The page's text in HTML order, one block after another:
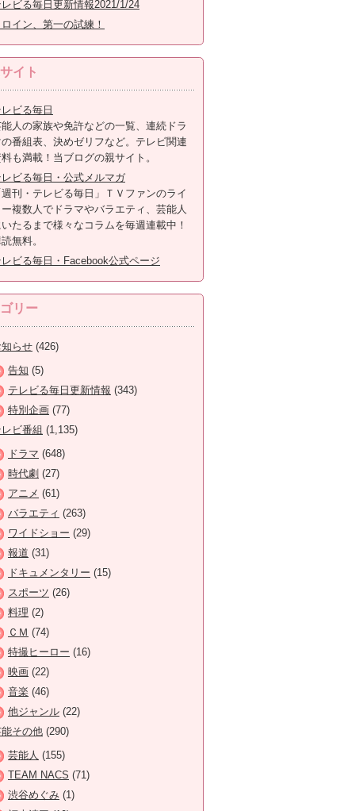
レビる毎日更新情報2021/1/24
ロイン、第一の試練！
イト
レビる毎日
人の家族や免許などの一覧、連続ドラ
の番組表、決めゼリフなど。テレビ関連
料も満載！当ブログの親サイト。
レビる毎日・公式メルマガ
週刊・テレビる毎日」ＴＶファンのライ
ー複数人でドラマやバラエティ、芸能人
いたるまで様々なコラムを毎週連載中！
無料。
レビる毎日・Facebook公式ページ
リー
知らせ (426)
告知 (5)
テレビる毎日更新情報 (343)
特別企画 (77)
レビ番組 (1,135)
ドラマ (648)
時代劇 (27)
アニメ (61)
バラエティ (263)
ワイドショー (29)
報道 (31)
ドキュメンタリー (15)
スポーツ (26)
料理 (2)
ＣＭ (74)
特撮ヒーロー (16)
映画 (22)
音楽 (46)
他ジャンル (22)
その他 (290)
芸能人 (155)
TEAM NACS (71)
渋谷めぐみ (1)